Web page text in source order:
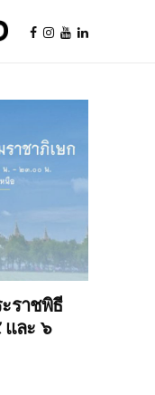
ราชพิธี
และ ๖